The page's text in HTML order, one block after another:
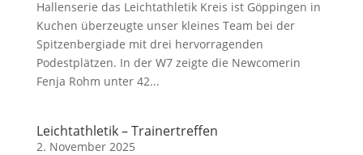
Hallenserie das Leichtathletik Kreis ist Göppingen in
Kuchen überzeugte unser kleines Team bei der
Spitzenbergiade mit drei hervorragenden
Podestplätzen. In der W7 zeigte die Newcomerin
Fenja Rohm unter 42...
Leichtathletik – Trainertreffen
2. November 2025